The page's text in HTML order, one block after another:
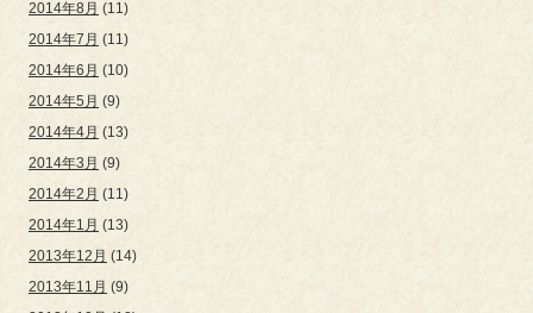
2014年8月 (11)
2014年7月 (11)
2014年6月 (10)
2014年5月 (9)
2014年4月 (13)
2014年3月 (9)
2014年2月 (11)
2014年1月 (13)
2013年12月 (14)
2013年11月 (9)